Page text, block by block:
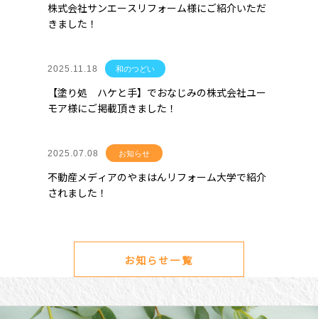
株式会社サンエースリフォーム様にご紹介いただ
きました！
2025.11.18 和のつどい
【塗り処 ハケと手】でおなじみの株式会社ユー
モア様にご掲載頂きました！
2025.07.08 お知らせ
不動産メディアのやまはんリフォーム大学で紹介
されました！
お知らせ一覧